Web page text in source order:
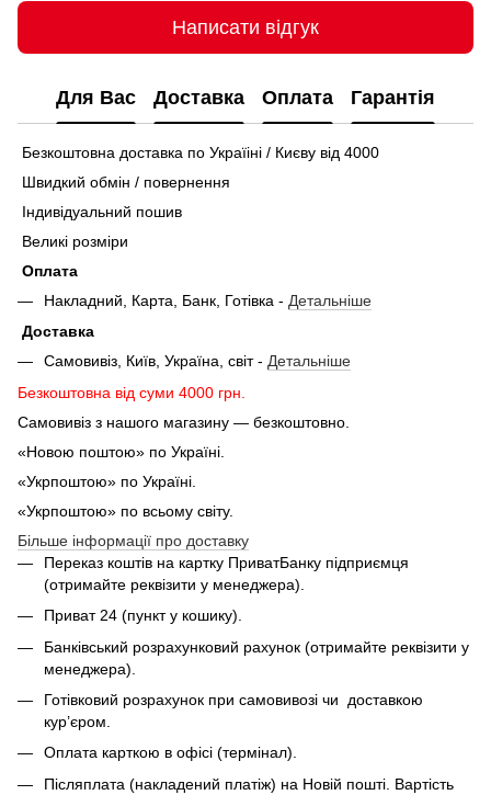
Написати відгук
Для Вас Доставка Оплата Гарантія
Безкоштовна доставка по Україіні / Києву від 4000
Швидкий обмін / повернення
Індивідуальний пошив
Великі розміри
Оплата
Накладний, Карта, Банк, Готівка - Детальніше
Доставка
Самовивіз, Київ, Україна, світ - Детальніше
Безкоштовна від суми 4000 грн.
Самовивіз з нашого магазину — безкоштовно.
«Новою поштою» по Україні.
«Укрпоштою» по Україні.
«Укрпоштою» по всьому світу.
Більше інформації про доставку
Переказ коштів на картку ПриватБанку підприємця
(отримайте реквізити у менеджера).
Приват 24 (пункт у кошику).
Банківський розрахунковий рахунок (отримайте реквізити у
менеджера).
Готівковий розрахунок при самовивозі чи доставкою
кур’єром.
Оплата карткою в офісі (термінал).
Післяплата (накладений платіж) на Новій пошті. Вартість